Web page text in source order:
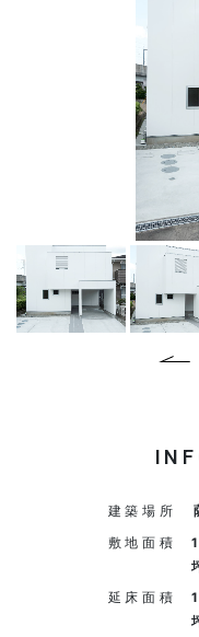
建築場所
敷地面積
延床面積